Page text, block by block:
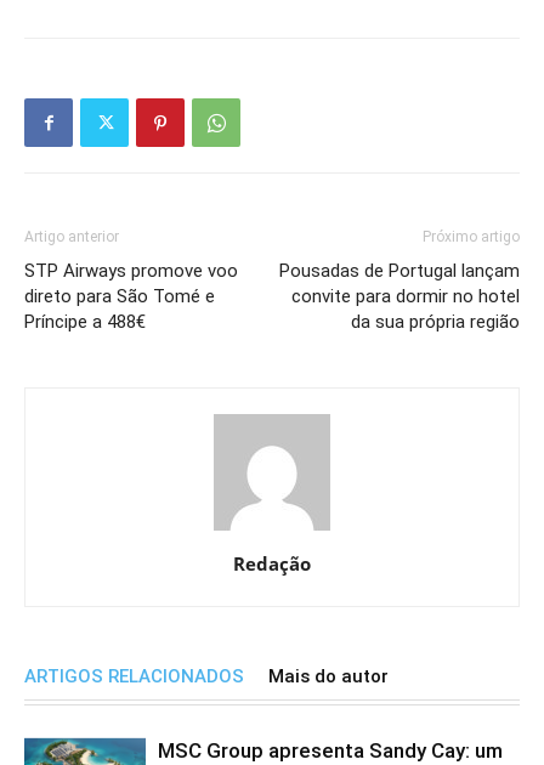
Artigo anterior
STP Airways promove voo
direto para São Tomé e
Príncipe a 488€
Próximo artigo
Pousadas de Portugal lançam
convite para dormir no hotel
da sua própria região
Redação
ARTIGOS RELACIONADOS Mais do autor
MSC Group apresenta Sandy Cay: um